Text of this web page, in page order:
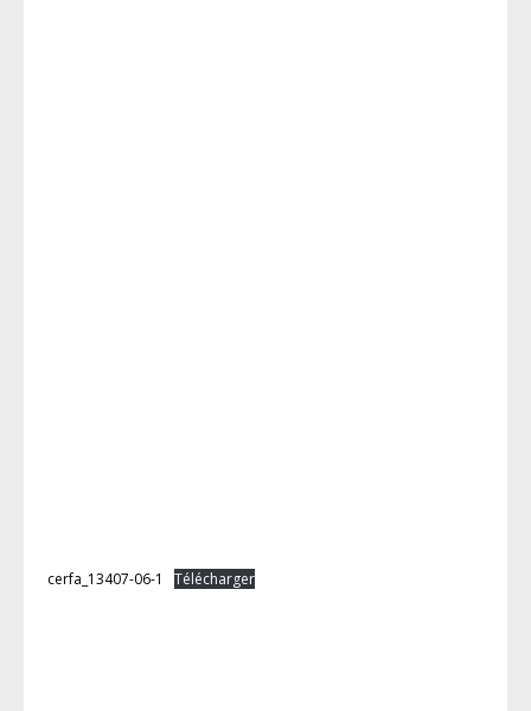
cerfa_13407-06-1 Télécharger